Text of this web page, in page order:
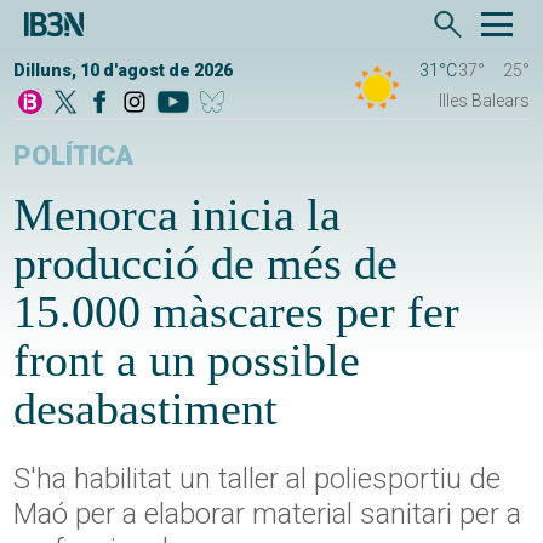
Dilluns, 10 d'agost de 2026 31°C37°
25°
Illes Balears
POLÍTICA
Menorca inicia la
producció de més de
15.000 màscares per fer
front a un possible
desabastiment
S'ha habilitat un taller al poliesportiu de
Maó per a elaborar material sanitari per a